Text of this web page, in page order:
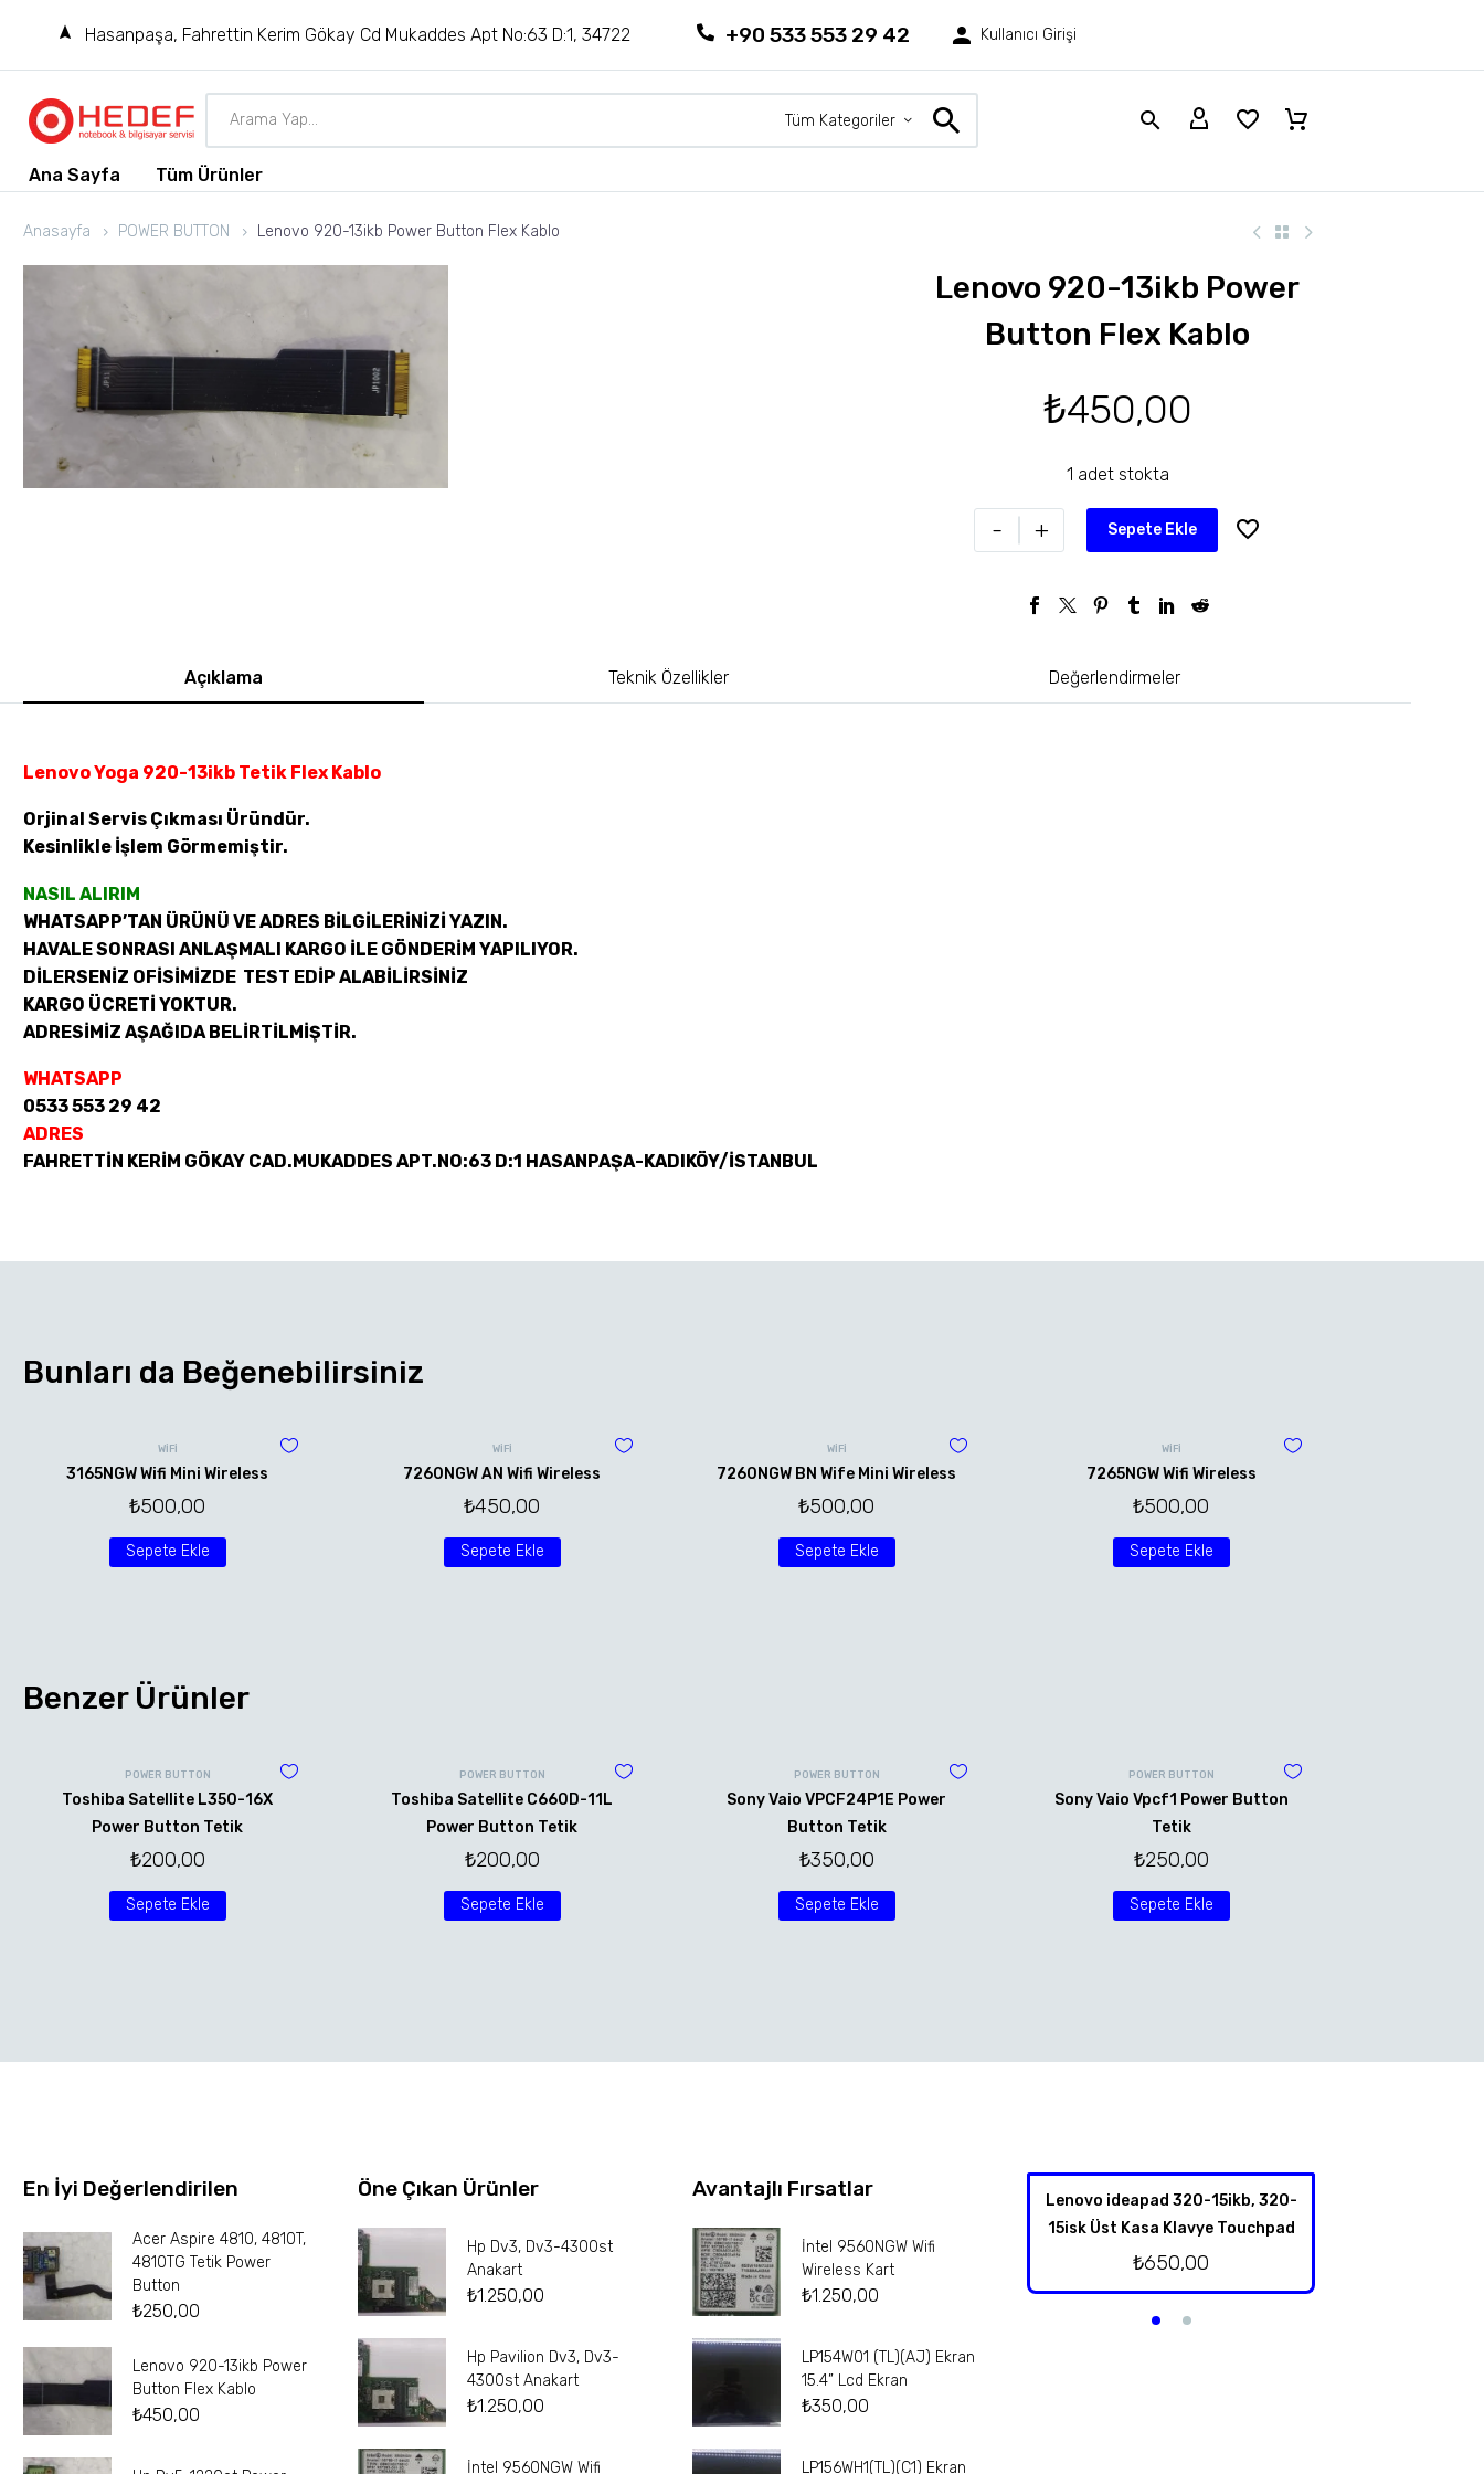
Hasanpaşa, Fahrettin Kerim Gökay Cd Mukaddes Apt No:63 D:1, 34722 +90 533 553 29 42 Kullanıcı Girişi
Tüm Kategoriler
Ana Sayfa Tüm Ürünler
Anasayfa POWER BUTTON Lenovo 920-13ikb Power Button Flex Kablo
Lenovo 920-13ikb Power
Button Flex Kablo
₺450,00
1 adet stokta
- + Sepete Ekle
Açıklama Teknik Özellikler Değerlendirmeler
Lenovo Yoga 920-13ikb Tetik Flex Kablo
Orjinal Servis Çıkması Üründür.
Kesinlikle İşlem Görmemiştir.
NASIL ALIRIM
WHATSAPP’TAN ÜRÜNÜ VE ADRES BİLGİLERİNİZİ YAZIN.
HAVALE SONRASI ANLAŞMALI KARGO İLE GÖNDERİM YAPILIYOR.
DİLERSENİZ OFİSİMİZDE TEST EDİP ALABİLİRSİNİZ
KARGO ÜCRETİ YOKTUR.
ADRESİMİZ AŞAĞIDA BELİRTİLMİŞTİR.
WHATSAPP
0533 553 29 42
ADRES
FAHRETTİN KERİM GÖKAY CAD.MUKADDES APT.NO:63 D:1 HASANPAŞA-KADIKÖY/İSTANBUL
Bunları da Beğenebilirsiniz
WİFİ
3165NGW Wifi Mini Wireless
₺500,00
Sepete Ekle
WİFİ
7260NGW AN Wifi Wireless
₺450,00
Sepete Ekle
WİFİ
7260NGW BN Wife Mini Wireless
₺500,00
Sepete Ekle
WİFİ
7265NGW Wifi Wireless
₺500,00
Sepete Ekle
Benzer Ürünler
POWER BUTTON
Toshiba Satellite L350-16X
Power Button Tetik
₺200,00
Sepete Ekle
POWER BUTTON
Toshiba Satellite C660D-11L
Power Button Tetik
₺200,00
Sepete Ekle
POWER BUTTON
Sony Vaio VPCF24P1E Power
Button Tetik
₺350,00
Sepete Ekle
POWER BUTTON
Sony Vaio Vpcf1 Power Button
Tetik
₺250,00
Sepete Ekle
En İyi Değerlendirilen
Acer Aspire 4810, 4810T,
4810TG Tetik Power
Button
₺250,00
Lenovo 920-13ikb Power
Button Flex Kablo
₺450,00
Öne Çıkan Ürünler
Hp Dv3, Dv3-4300st
Anakart
₺1.250,00
Hp Pavilion Dv3, Dv3-
4300st Anakart
₺1.250,00
İntel 9560NGW Wifi
Avantajlı Fırsatlar
İntel 9560NGW Wifi
Wireless Kart
₺1.250,00
LP154W01 (TL)(AJ) Ekran
15.4” Lcd Ekran
₺350,00
LP156WH1(TL)(C1) Ekran
Lenovo ideapad 320-15ikb, 320-
15isk Üst Kasa Klavye Touchpad
₺650,00